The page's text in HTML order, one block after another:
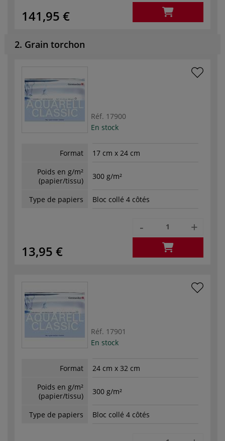
141,95 €
2. Grain torchon
Réf. 17900
En stock
Format
17 cm x 24 cm
Poids en g/m²
(papier/tissu)
300 g/m²
Type de papiers Bloc collé 4 côtés
13,95 €
- +
Réf. 17901
En stock
Format
24 cm x 32 cm
Poids en g/m²
(papier/tissu)
300 g/m²
Type de papiers Bloc collé 4 côtés